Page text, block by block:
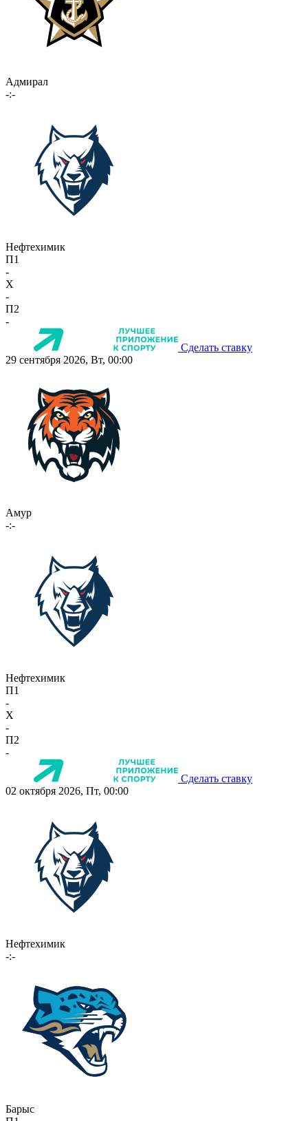
Адмирал
-:-
Нефтехимик
П1
-
X
-
П2
-
Сделать ставку
29 сентября 2026, Вт, 00:00
Амур
-:-
Нефтехимик
П1
-
X
-
П2
-
Сделать ставку
02 октября 2026, Пт, 00:00
Нефтехимик
-:-
Барыс